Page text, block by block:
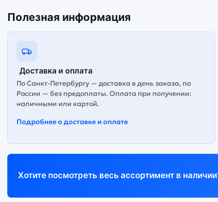
Полезная информация
Доставка и оплата
По Санкт-Петербургу — доставка в день заказа, по
России — без предоплаты. Оплата при получении:
наличными или картой.
Подробнее о доставке и оплате
Хотите посмотреть весь ассортимент в